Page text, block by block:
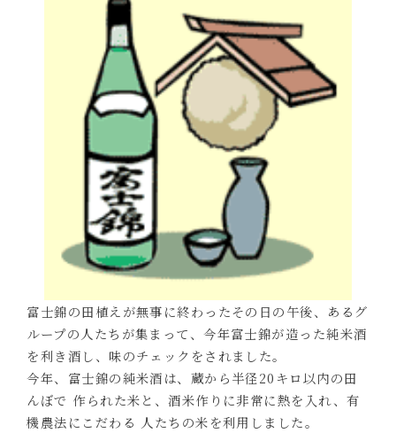
富士錦の田植えが無事に終わったその日の午後、あるグ
ループの人たちが集まって、今年富士錦が造った純米酒
を利き酒し、味のチェックをされました。
今年、富士錦の純米酒は、蔵から半径20キロ以内の田
んぼで 作られた米と、酒米作りに非常に熱を入れ、有
機農法にこだわる 人たちの米を利用しました。